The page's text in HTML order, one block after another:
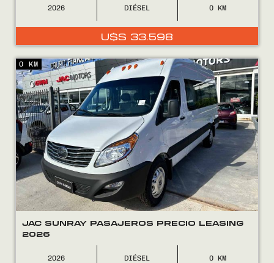
2026 DIÉSEL 0
U$S 33.598
JAC SUNRAY PASAJEROS PRECIO LEASING
2026
2026 DIÉSEL 0
0 KM